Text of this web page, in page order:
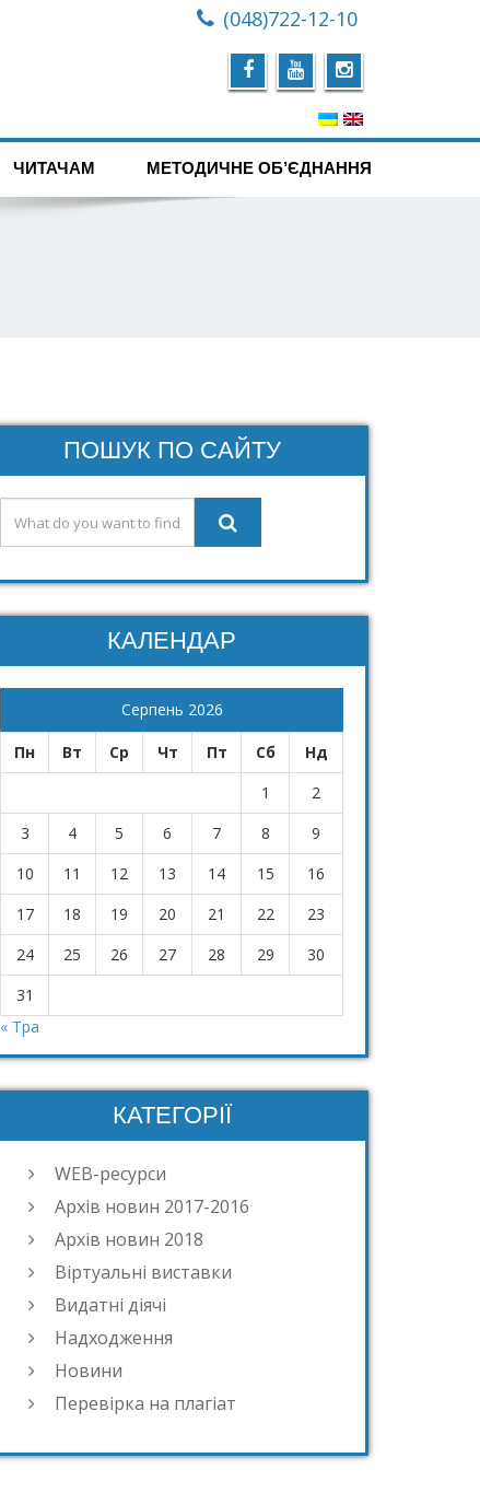
(048)722-12-10
ЧИТАЧАМ МЕТОДИЧНЕ ОБ’ЄДНАННЯ
ПОШУК ПО САЙТУ
КАЛЕНДАР
Серпень 2026
Пн Вт Ср Чт Пт Сб
Нд
1
2
3
4 5 6 7 8
9
10
11 12 13 14 15
16
17
18 19 20 21 22
23
24
25 26 27 28 29
30
31
« Тра
КАТЕГОРІЇ
WEB-ресурси
Архів новин 2017-2016
Архів новин 2018
Віртуальні виставки
Видатні діячі
Надходження
Новини
Перевірка на плагіат